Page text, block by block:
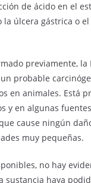
de ácido en el
la úlcera gástrica o
previamente, la
probable
en animales. Está
y en algunas
cause ningún
muy pequeñas.
no hay
sustancia haya